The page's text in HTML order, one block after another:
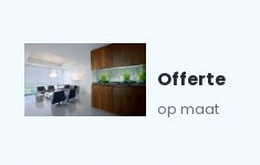
Offerte
op maat